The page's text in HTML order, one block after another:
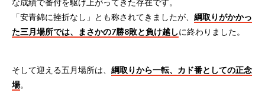
な成績で番付を駆け上がってきた存在です。
「安青錦に挫折なし」とも称されてきましたが、 綱取りがかかっ
た三月場所では、まさかの7勝8敗と負け越しに終わりました。
そして迎える五月場所は、 綱取りから一転、カド番としての正念
場。